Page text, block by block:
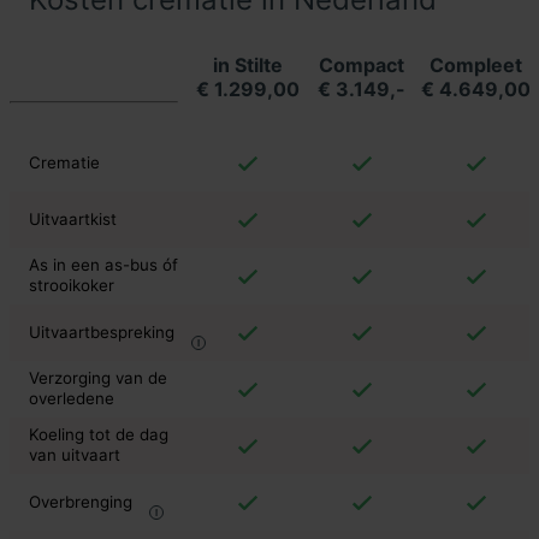
in Stilte
€ 1.299,00
Compact
€ 3.149,-
Compleet
€ 4.649,00
Crematie
Uitvaartkist
As in een as-bus óf
strooikoker
Uitvaartbespreking
Verzorging van de
overledene
Koeling tot de dag
van uitvaart
Overbrenging